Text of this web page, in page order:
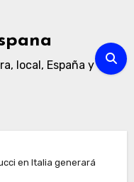
local, España y
en Italia generará